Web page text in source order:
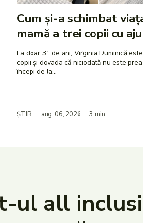
Cum și-a schimbat
mamă a trei copii cu
La doar 31 de ani, Virginia Duminică
copii și dovada că niciodată nu este
începi de la...
ȘTIRI aug. 06, 2026 3 min.